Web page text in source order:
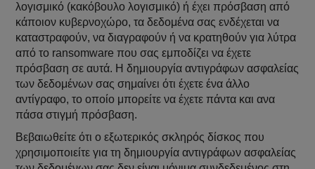
λογισμικό (κακόβουλο λογισμικό) ή έχει πρόσβαση από
κάποιον κυβερνοχώρο, τα δεδομένα σας ενδέχεται να
καταστραφούν, να διαγραφούν ή να κρατηθούν για λύτρα
από το ransomware που σας εμποδίζει να έχετε
πρόσβαση σε αυτά. Η δημιουργία αντιγράφων ασφαλείας
των δεδομένων σας σημαίνει ότι έχετε ένα άλλο
αντίγραφο, το οποίο μπορείτε να έχετε πάντα και ανα
πάσα στιγμή πρόσβαση.
Βεβαιωθείτε ότι ο εξωτερικός σκληρός δίσκος που
χρησιμοποιείτε για τη δημιουργία αντιγράφων ασφαλείας